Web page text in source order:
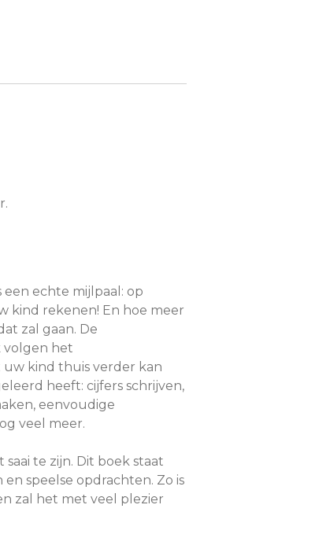
een echte mijlpaal: op
kind rekenen! En hoe meer
zal gaan. De
volgen het
kind thuis verder kan
heeft: cijfers schrijven,
eenvoudige
veel meer.
te zijn. Dit boek staat
speelse opdrachten. Zo is
zal het met veel plezier